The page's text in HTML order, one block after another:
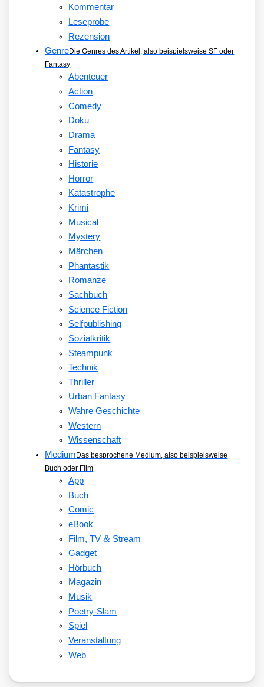
Kommentar
Leseprobe
Rezension
GenreDie Genres des Artikel, also beispielsweise SF oder
Fantasy
Abenteuer
Action
Comedy
Doku
Drama
Fantasy
Historie
Horror
Katastrophe
Krimi
Musical
Mystery
Märchen
Phantastik
Romanze
Sachbuch
Science Fiction
Selfpublishing
Sozialkritik
Steampunk
Technik
Thriller
Urban Fantasy
Wahre Geschichte
Western
Wissenschaft
Medium Das besprochene Medium, also beispielsweise
Buch oder Film
App
Buch
Comic
eBook
Film, TV&Stream
Gadget
Hörbuch
Magazin
Musik
Poetry-Slam
Spiel
Veranstaltung
Web